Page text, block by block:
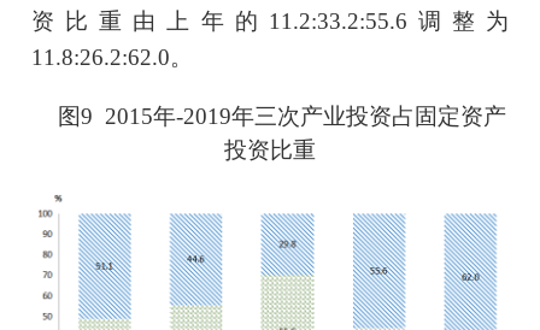
资比重由上年的 11.2:33.2:55.6 调整为
11.8:26.2:62.0。
图9 201 5年-2019年三次产业投资占固定资产
投资比重